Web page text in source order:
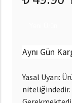
Aynı Gün
Yasal Uyarı: